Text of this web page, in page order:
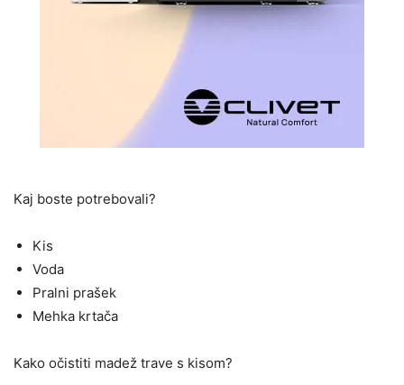
Kaj boste potrebovali?
Kis
Voda
Pralni prašek
Mehka krtača
Kako očistiti madež trave s kisom?